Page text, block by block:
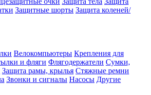
Защитные шорты Защита коленей/
Велокомпьютеры Крепления для
и фляги Флягодержатели Сумки,
Защита рамы, крылья Стяжные ремни
Звонки и сигналы Насосы Другие